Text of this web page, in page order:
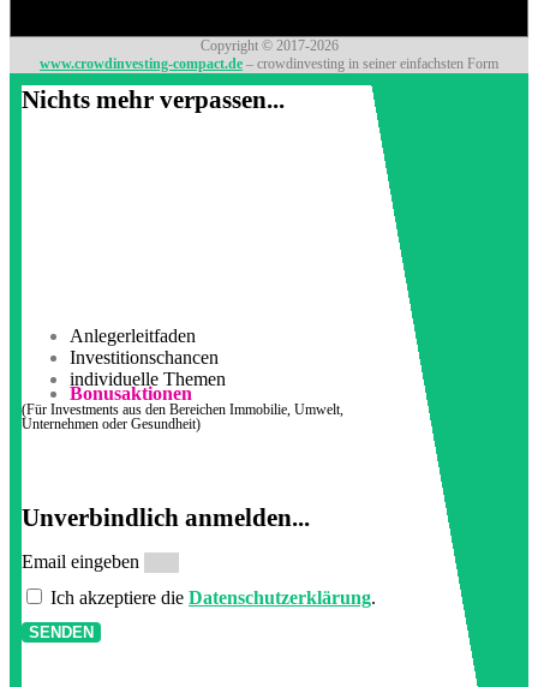
Copyright © 2017-2026
www.crowdinvesting-compact.de – crowdinvesting in seiner einfachsten Form
Nichts mehr verpassen...
Anlegerleitfaden
Investitionschancen
individuelle Themen
Bonusaktionen
(Für Investments aus den Bereichen Immobilie, Umwelt,
Unternehmen oder Gesundheit)
Unverbindlich anmelden...
Email eingeben
Ich akzeptiere die Datenschutzerklärung.
SENDEN